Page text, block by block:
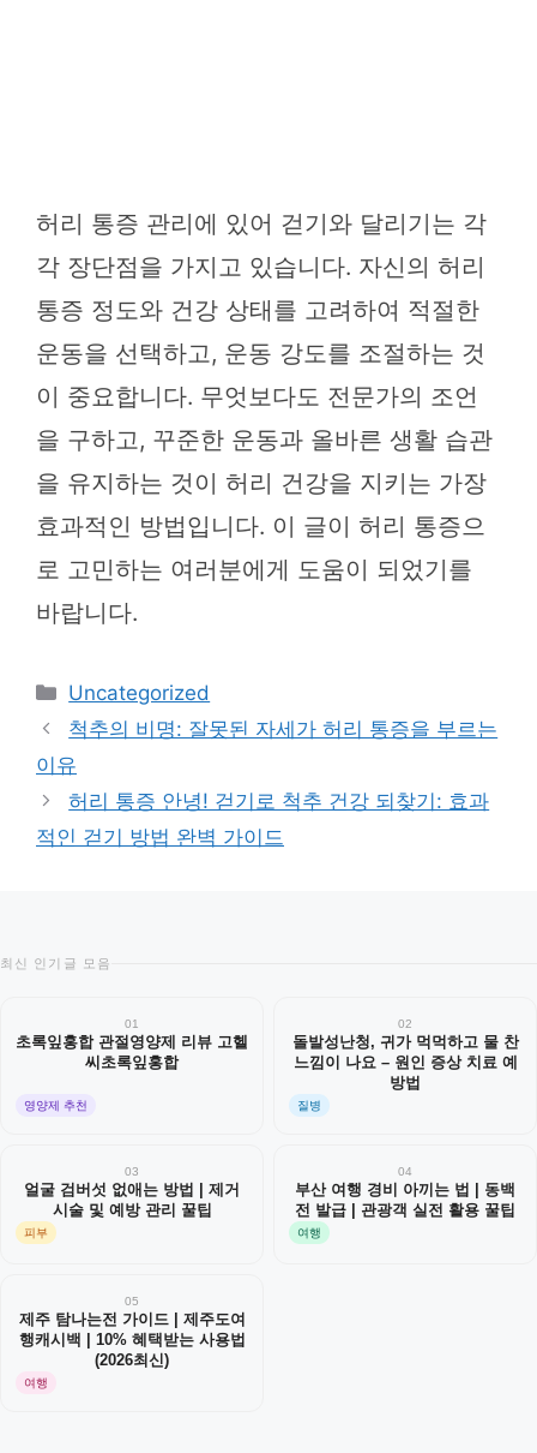
허리 통증 관리에 있어 걷기와 달리기는 각
각 장단점을 가지고 있습니다. 자신의 허리
통증 정도와 건강 상태를 고려하여 적절한
운동을 선택하고, 운동 강도를 조절하는 것
이 중요합니다. 무엇보다도 전문가의 조언
을 구하고, 꾸준한 운동과 올바른 생활 습관
을 유지하는 것이 허리 건강을 지키는 가장
효과적인 방법입니다. 이 글이 허리 통증으
로 고민하는 여러분에게 도움이 되었기를
바랍니다.
카
테
리
Uncategorized
척추의 비명: 잘못된 자세가 허리 통증을 부르는
이유
허리 통증 안녕! 걷기로 척추 건강 되찾기: 효과
적인 걷기 방법 완벽 가이드
최신 인기글 모음
01
초록잎홍합 관절영양제 리뷰 고헬
씨초록잎홍합
영양제 추천
02
돌발성난청, 귀가 먹먹하고 물 찬
느낌이 나요 – 원인 증상 치료 예
방법
질병
03
얼굴 검버섯 없애는 방법 | 제거
시술 및 예방 관리 꿀팁
피부
04
부산 여행 경비 아끼는 법 | 동백
전 발급 | 관광객 실전 활용 꿀팁
여행
05
제주 탐나는전 가이드 | 제주도여
행캐시백 | 10% 혜택받는 사용법
(2026최신)
여행